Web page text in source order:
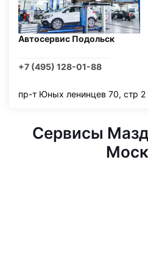
Автосервис Подольск
+7 (495) 128-01-88
пр-т Юных ленинцев 70, стр 2
Сервисы